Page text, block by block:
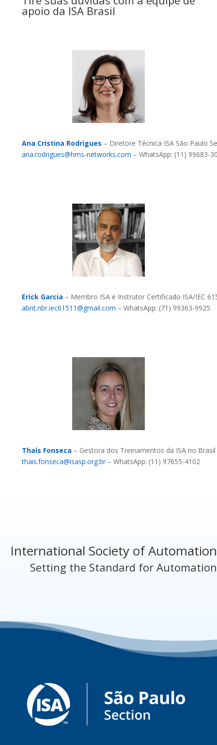
apoio da ISA Brasil
Ana Cristina Rodrigues – Diretore Técnica ISA São Paulo
ana.rodrigues@hms-networks.com – WhatsApp: (11) 99683-
Erick Garcia – Membro ISA e Instrutor Certificado ISA/IEC
abnt.nbr.iec61511@gmail.com – WhatsApp: (71) 99363-9925
Thaís Fonseca – Gestora dos Treinamentos da ISA no Brasil
thais.fonseca@isasp.org.br– WhatsApp: (11) 97655-4102
International Society of Automation
Setting the Standard for Automation